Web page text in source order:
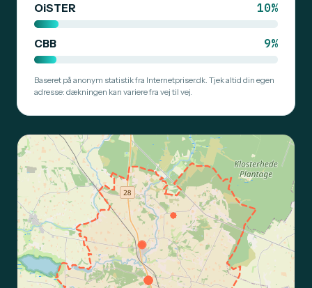
OiSTER 10%
CBB 9%
Baseret på anonym statistik fra Internetpriser.dk. Tjek altid din egen
adresse: dækningen kan variere fra vej til vej.